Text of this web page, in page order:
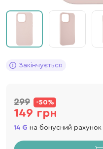
Закінчується
299 -50%
149 грн
14 на бонусний рахунок